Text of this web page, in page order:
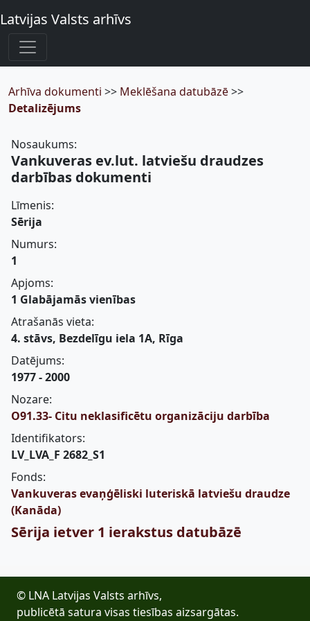
Latvijas Valsts arhīvs
Arhīva dokumenti >> Meklēšana datubāzē>>
Detalizējums
Nosaukums:
Vankuveras ev.lut. latviešu draudzes
darbības dokumenti
Līmenis:
Sērija
Numurs:
1
Apjoms:
1 Glabājamās vienības
Atrašanās vieta:
4. stāvs, Bezdelīgu iela 1A, Rīga
Datējums:
1977 - 2000
Nozare:
O91.33- Citu neklasificētu organizāciju darbība
Identifikators:
LV_LVA_F 2682_S1
Fonds:
Vankuveras evaņģēliski luteriskā latviešu draudze
(Kanāda)
Sērija ietver 1 ierakstus datubāzē
© LNA Latvijas Valsts arhīvs,
publicētā satura visas tiesības aizsargātas.